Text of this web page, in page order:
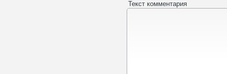
Текст комментария